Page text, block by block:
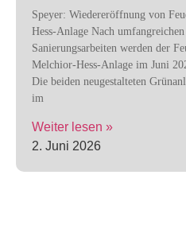
Speyer: Wiedereröffnung von
Hess-Anlage Nach
Sanierungsarbeiten werden der
Melchior-Hess-Anlage im Juni
Die beiden neugestalteten
im
Weiter lesen »
2. Juni 2026